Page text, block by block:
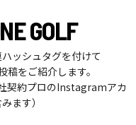
GOLF
ッシュタグを付けて
をご紹介します。
契約プロのInstagramアカ
ます）